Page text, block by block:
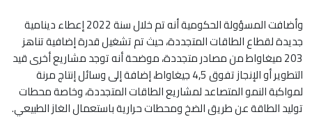
وأضافت المسؤولة الحكومية أنه تم خلال سنة 2022 إعطاء دينامية
جديدة لقطاع الطاقات المتجددة، حيث تم تشغيل قدرة إضافية تناهز
203 ميغاواط من مصادر متجددة، موضحة أنه توجد مشاريع أخرى قيد
التطوير أو الإنجاز تفوق 4,5 جيغاواط، إضافة إلى وسائل إنتاج مرنة
لمواكبة النمو المتصاعد لمشاريع الطاقات المتجددة، وخاصة محطات
توليد الطاقة عن طريق الضخ ومحطات حرارية باستعمال الغاز الطبيعي.